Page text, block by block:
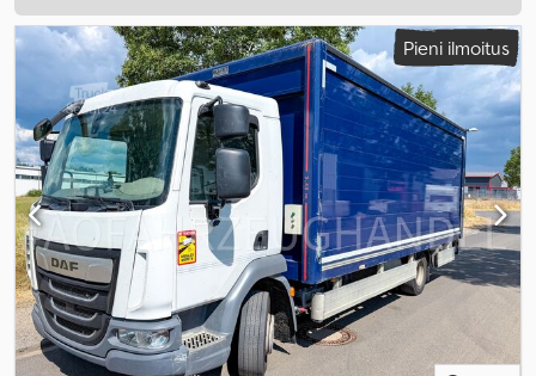
Pieni ilmoitus